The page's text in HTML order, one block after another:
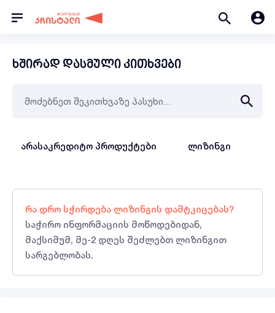
ხშირად დასმული კითხვები
არასაკრედიტო პროდუქტები ლიზინგი
რა დრო სჭირდება ლიზინგის დამტკიცებას?
საჭირო ინფორმაციის მოწოდებიდან,
მაქსიმუმ, მე-2 დღეს შეძლებთ ლიზინგით
სარგებლობას.